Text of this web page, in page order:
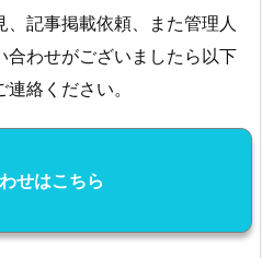
記事掲載依頼、また管理人
わせがございましたら以下
絡ください。
せはこちら